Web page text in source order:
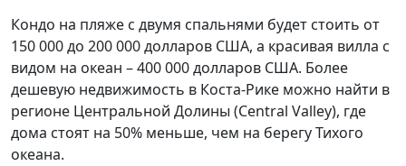
Кондо на пляже с двумя спальнями будет стоить от
150 000 до 200 000 долларов США, а красивая вилла с
видом на океан – 400 000 долларов США. Более
дешевую недвижимость в Коста-Рике можно найти в
регионе Центральной Долины (Central Valley), где
дома стоят на 50% меньше, чем на берегу Тихого
океана.